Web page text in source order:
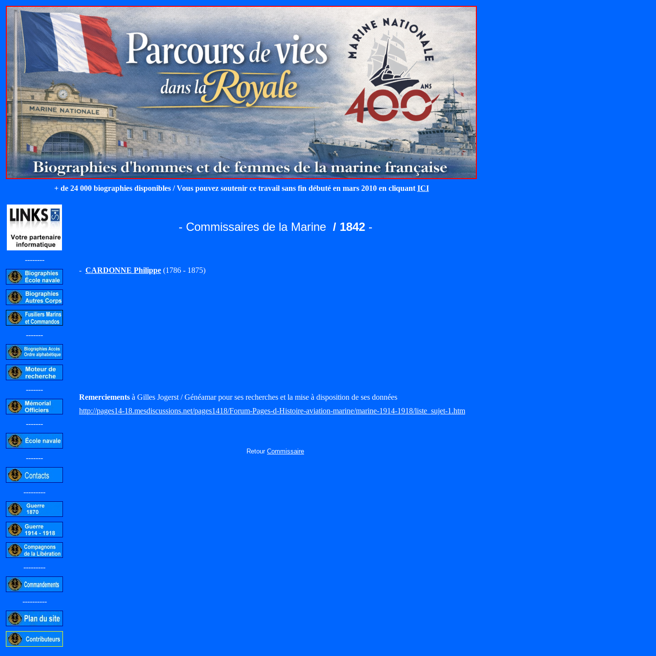
+ de 24 000 biographies disponibles / Vous pouvez soutenir ce travail sans fin débuté en mars 2010 en cliquant ICI
--------
-------
-------
-------
-------
---------
---------
----------
- Commissaires de la Marine/ 1842-
- CARDONNE Philippe (1786 - 1875)
Remerciements à Gilles Jogerst / Généamar pour ses recherches et la mise à disposition de ses données
http://pages14-18.mesdiscussions.net/pages1418/Forum-Pages-d-Histoire-aviation-marine/marine-1914-1918/liste_sujet-1.htm
Retour Commissaire